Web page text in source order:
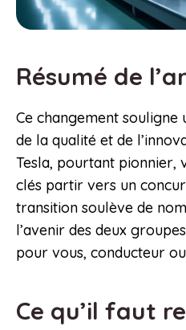
Résumé de
Ce changement
de la qualité et de
Tesla, pourtant pionnier,
clés partir vers un
transition soulève de
l’avenir des deux
pour vous, conducteur
Ce qu’il faut